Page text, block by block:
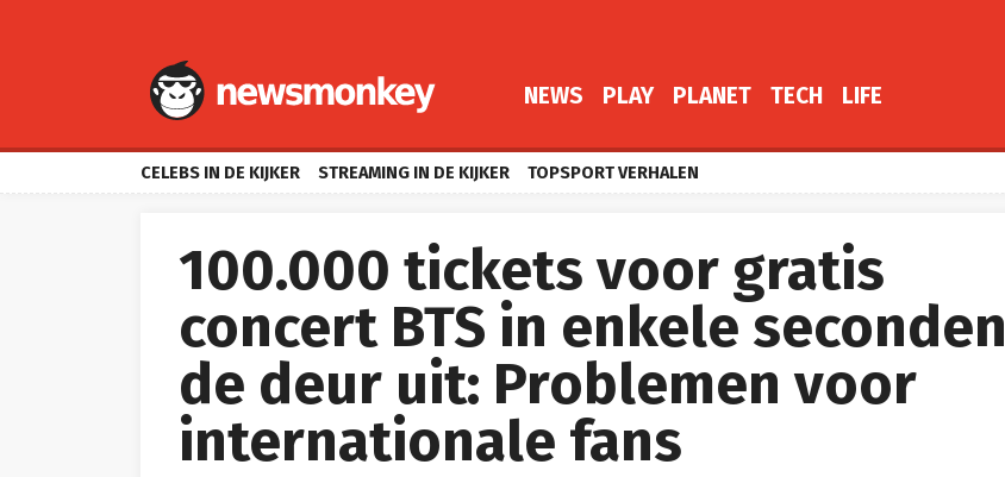
NEWS PLAY PLANET TECH LIFE
CELEBS IN DE KIJKER STREAMING IN DE KIJKER TOPSPORT VERHALEN
100.000 tickets voor gratis
concert BTS in enkele seconden
de deur uit: Problemen voor
internationale fans